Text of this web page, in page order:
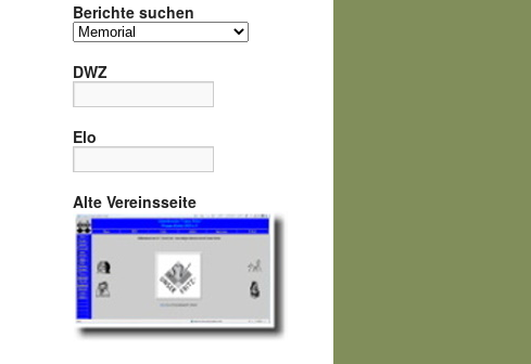
Berichte suchen
Berichte
DWZ
Elo
Alte Vereinsseite